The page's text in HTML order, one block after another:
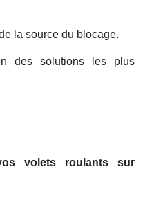
la source du blocage.
des solutions les plus
volets roulants sur